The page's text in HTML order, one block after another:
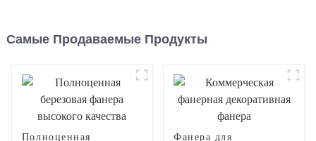
Самые Продаваемые Продукты
Полноценная Фанера для